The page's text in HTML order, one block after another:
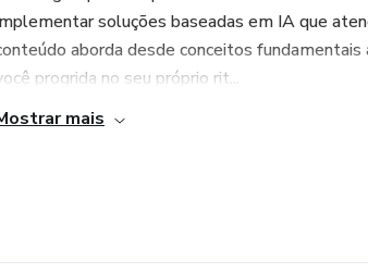
soluções baseadas em IA que
aborda desde conceitos
progrida no seu próprio rit...
mais